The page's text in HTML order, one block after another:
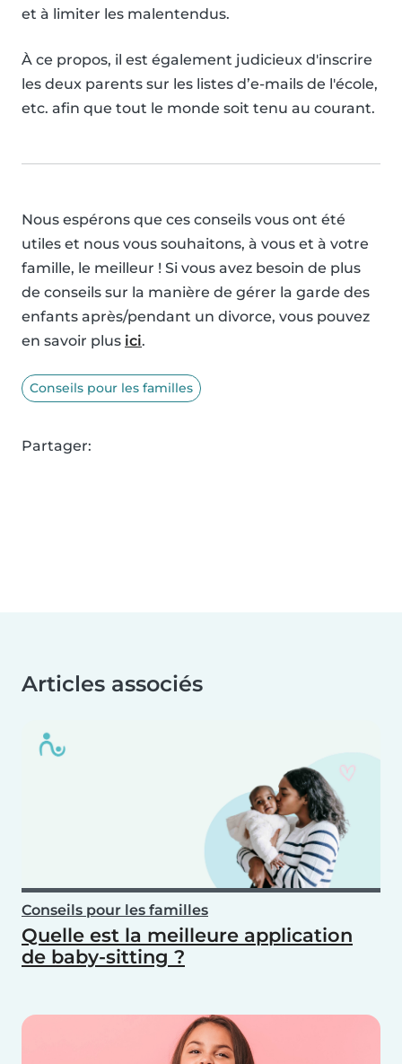
et à limiter les malentendus.
À ce propos, il est également judicieux d'inscrire
les deux parents sur les listes d’e-mails de l'école,
etc. afin que tout le monde soit tenu au courant.
Nous espérons que ces conseils vous ont été
utiles et nous vous souhaitons, à vous et à votre
famille, le meilleur ! Si vous avez besoin de plus
de conseils sur la manière de gérer la garde des
enfants après/pendant un divorce, vous pouvez
en savoir plus ici.
Conseils pour les familles
Partager:
Articles associés
Conseils pour les familles
Quelle est la meilleure application
de baby-sitting ?